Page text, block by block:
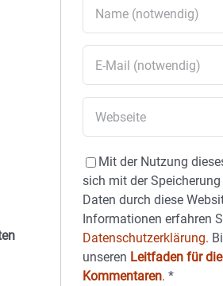
Mit der Nutzung
sich mit der
Daten durch diese
Informationen erfahren
Datenschutzerklärung.
unseren Leitfaden für
Kommentaren.*